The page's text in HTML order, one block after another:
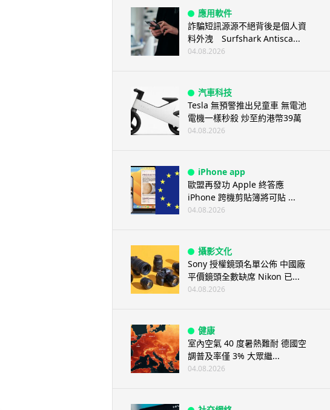
應用軟件
詐騙短訊源源不絕背後是個人資
料外洩 Surfshark Antisca...
04.08.2026
汽車科技
Tesla 無預警推出兒童車 無電池
電機一樣秒殺 炒至約港幣39萬
04.08.2026
iPhone app
歐盟再發功 Apple 終答應
iPhone 跨機剪貼簿將可貼 ...
04.08.2026
攝影文化
Sony 授權鏡頭名單公佈 中國廠
平價鏡頭全數缺席 Nikon 已...
04.08.2026
健康
室內空氣 40 度暑熱難耐 德國空
調普及率僅 3% 大眾繼...
04.08.2026